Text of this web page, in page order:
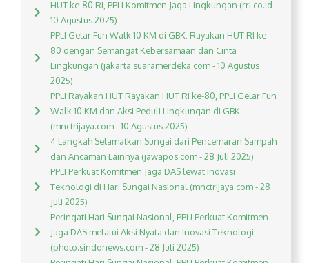
HUT ke-80 RI, PPLI Komitmen Jaga Lingkungan (rri.co.id -
10 Agustus 2025)
PPLI Gelar Fun Walk 10 KM di GBK: Rayakan HUT RI ke-
80 dengan Semangat Kebersamaan dan Cinta
Lingkungan (jakarta.suaramerdeka.com - 10 Agustus
2025)
PPLI Rayakan HUT Rayakan HUT RI ke-80, PPLI Gelar Fun
Walk 10 KM dan Aksi Peduli Lingkungan di GBK
(mnctrijaya.com - 10 Agustus 2025)
4 Langkah Selamatkan Sungai dari Pencemaran Sampah
dan Ancaman Lainnya (jawapos.com - 28 Juli 2025)
PPLI Perkuat Komitmen Jaga DAS lewat Inovasi
Teknologi di Hari Sungai Nasional (mnctrijaya.com - 28
Juli 2025)
Peringati Hari Sungai Nasional, PPLI Perkuat Komitmen
Jaga DAS melalui Aksi Nyata dan Inovasi Teknologi
(photo.sindonews.com - 28 Juli 2025)